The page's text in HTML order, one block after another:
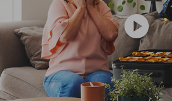
play_circle